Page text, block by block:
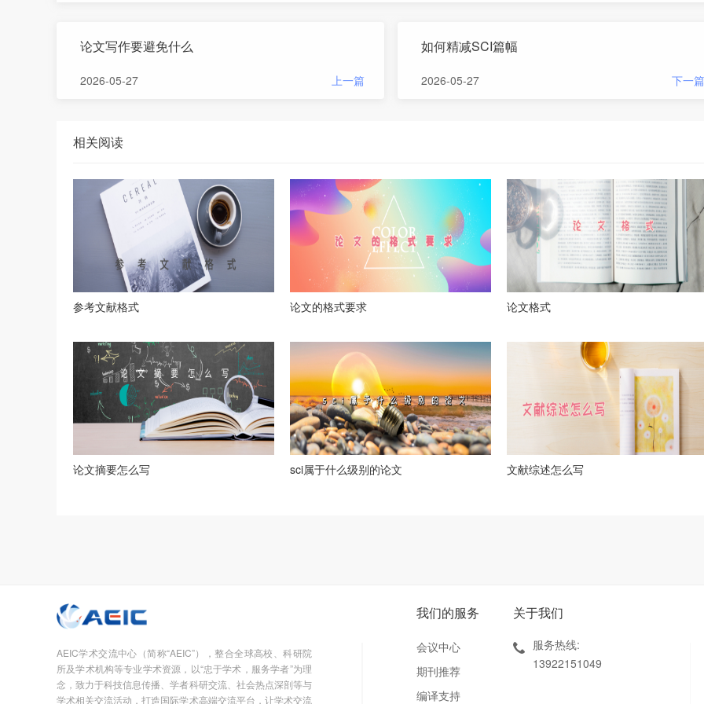
论文写作要避免什么
2026-05-27 上一篇
如何精减SCI篇幅
2026-05-27 下一篇
相关阅读
参考文献格式 论文的格式要求 论文格式
论文摘要怎么写 sci属于什么级别的论文 文献综述怎么写
AEIC学术交流中心（简称“AEIC”），整合全球高校、科研院
所及学术机构等专业学术资源，以“忠于学术，服务学者”为理
念，致力于科技信息传播、学者科研交流、社会热点深剖等与
学术相关交流活动，打造国际学术高端交流平台，让学术交流
我们的服务
会议中心
期刊推荐
编译支持
关于我们
服务热线:
13922151049